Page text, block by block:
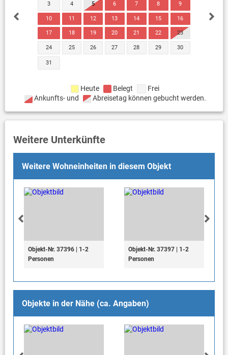
3 4 5 6 7 8 9
10 11 12 13 14 15 16
17 18 19 20 21 22 23
24 25 26 27 28 29 30
31
Heute Belegt
Frei
Ankunfts- und
Abreisetag können gebucht werden.
Weitere Unterkünfte
Weitere Wohneinheiten in diesem Objekt
Objekt-Nr. 37396 | 1-2
Personen
Objekt-Nr. 37397 | 1-2
Personen
Objekte in der Nähe (ca. Angaben)